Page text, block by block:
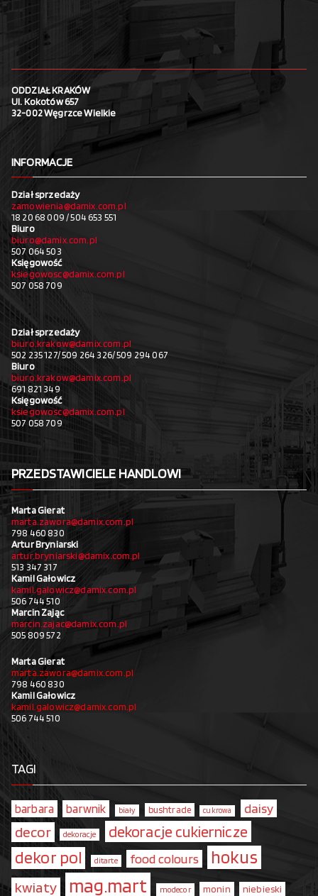
ODDZIAŁ KRAKÓW
Ul. Kokotów 657
32-002 Węgrzce Wielkie
INFORMACJE
Dział sprzedaży
zamowienia@damix.com.pl
18 20 68 009 / 504 653 551
Biuro
biuro@damix.com.pl
507 064 503
Księgowość
ksiegowosc@damix.com.pl
507 058 709
Dział sprzedaży
biuro.krakow@damix.com.pl
502 235 127/ 509 264 326/ 509 294 067
Biuro
biuro.krakow@damix.com.pl
691 821 349
Księgowość
ksiegowosc@damix.com.pl
507 058 709
PRZEDSTAWICIELE HANDLOWI
Marta Gierat
marta.zawora@damix.com.pl
798 460 830
Artur Bryniarski
artur.bryniarski@damix.com.pl
513 347 317
Kamil Gałowicz
kamil.galowicz@damix.com.pl
506 744 510
Marcin Zając
marcin.zajac@damix.com.pl
505 809 572
Marta Gierat
marta.zawora@damix.com.pl
798 460 830
Kamil Gałowicz
kamil.galowicz@damix.com.pl
506 744 510
TAGI
barbara barwnik biały bushtrade cukrowa daisy
decor dekoracje dekoracje cukiernicze
dekor pol ditarte food colours hokus
kwiaty mag.mart modecor monin niebieski